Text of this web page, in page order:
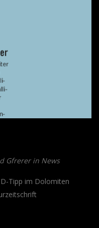
Gfrerer in News
Tipp im Dolomiten